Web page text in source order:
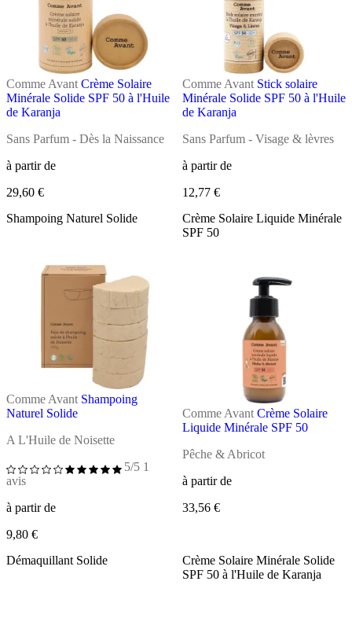
Comme Avant Crème Solaire
Minérale Solide SPF 50 à l'Huile
de Karanja
Sans Parfum - Dès la Naissance
à partir de
29,60 €
Comme Avant Stick solaire
Minérale Solide SPF 50 à l'Huile
de Karanja
Sans Parfum - Visage & lèvres
à partir de
12,77 €
Shampoing Naturel Solide
Comme Avant Shampoing
Naturel Solide
A L'Huile de Noisette
5/5 1
avis
à partir de
9,80 €
Crème Solaire Liquide Minérale
SPF 50
Comme Avant Crème Solaire
Liquide Minérale SPF 50
Pêche & Abricot
à partir de
33,56 €
Démaquillant Solide
Crème Solaire Minérale Solide
SPF 50 à l'Huile de Karanja